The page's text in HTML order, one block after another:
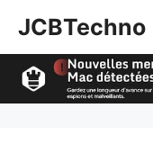
contenu
JCBTechno